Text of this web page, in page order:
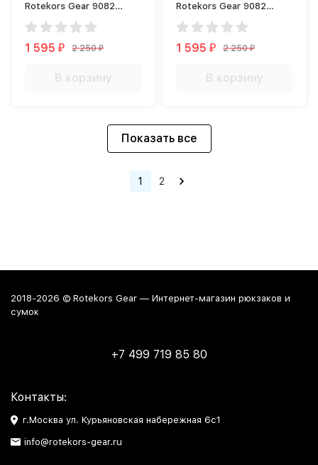
Rotekors Gear 9082
серый
1 595₽ 2 250₽
В корзину
Rotekors Gear 9082
синий
1 595₽ 2 250₽
В корзину
Показать все
1 2
2018-2026 © Rotekors Gear — Интернет-магазин рюкзаков и
сумок
+7 499 719 85 80
Контакты:
г.Москва ул. Курьяновская набережная 6с1
info@rotekors-gear.ru